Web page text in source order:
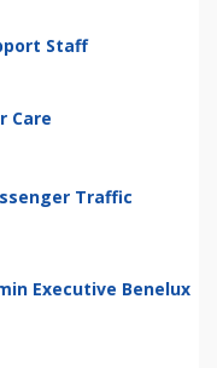
Staff
Care
Traffic
Executive Benelux